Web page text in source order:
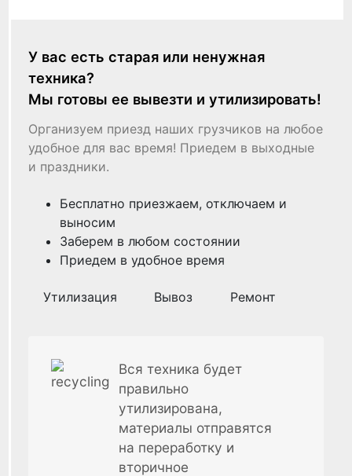
У вас есть старая или ненужная
техника?
Мы готовы ее вывезти и утилизировать!
Организуем приезд наших грузчиков на любое
удобное для вас время! Приедем в выходные
и праздники.
Бесплатно приезжаем, отключаем и
выносим
Заберем в любом состоянии
Приедем в удобное время
Утилизация Вывоз Ремонт
Вся техника будет
правильно
утилизирована,
материалы отправятся
на переработку и
вторичное